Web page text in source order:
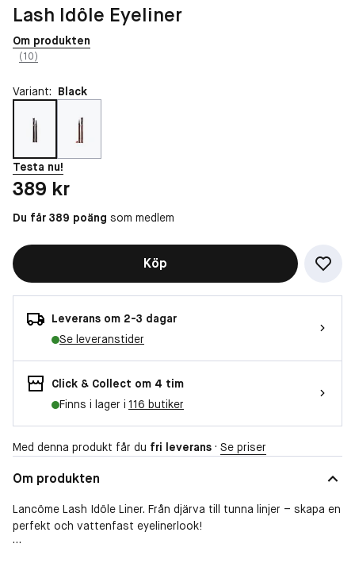
Lash Idôle Eyeliner
Om produkten
(10)
Variant: Black
Testa nu!
Pris: 389 kr
389 kr
Du får 389 poäng som medlem
Köp
Leverans om 2-3 dagar
Se leveranstider
Click & Collect om 4 tim
Finns i lager i 116 butiker
Med denna produkt får du fri leverans · Se priser
Om produkten
Lancôme Lash Idôle Liner. Från djärva till tunna linjer – skapa en
perfekt och vattenfast eyelinerlook!